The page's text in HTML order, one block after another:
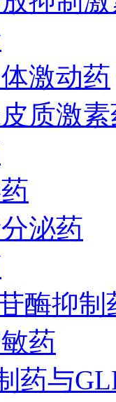
激动药
质激
泌药
酶抑制
药
药与